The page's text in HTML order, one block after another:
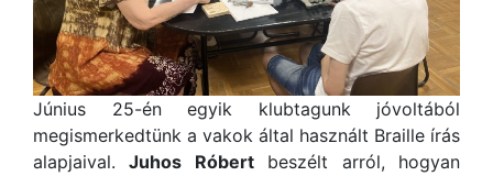
Június 25-én egyik klubtagunk jóvoltából
megismerkedtünk a vakok által használt Braille írás
alapjaival.Juhos Róbertbeszélt arról, hogyan